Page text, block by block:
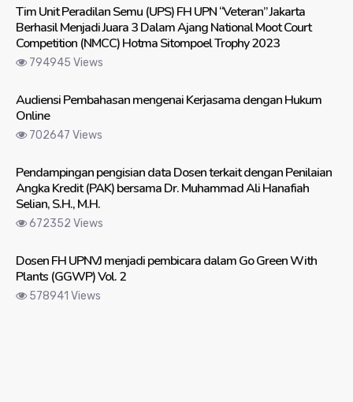
Tim Unit Peradilan Semu (UPS) FH UPN “Veteran” Jakarta
Berhasil Menjadi Juara 3 Dalam Ajang National Moot Court
Competition (NMCC) Hotma Sitompoel Trophy 2023
794945 Views
Audiensi Pembahasan mengenai Kerjasama dengan Hukum
Online
702647 Views
Pendampingan pengisian data Dosen terkait dengan Penilaian
Angka Kredit (PAK) bersama Dr. Muhammad Ali Hanafiah
Selian, S.H., M.H.
672352 Views
Dosen FH UPNVJ menjadi pembicara dalam Go Green With
Plants (GGWP) Vol. 2
578941 Views